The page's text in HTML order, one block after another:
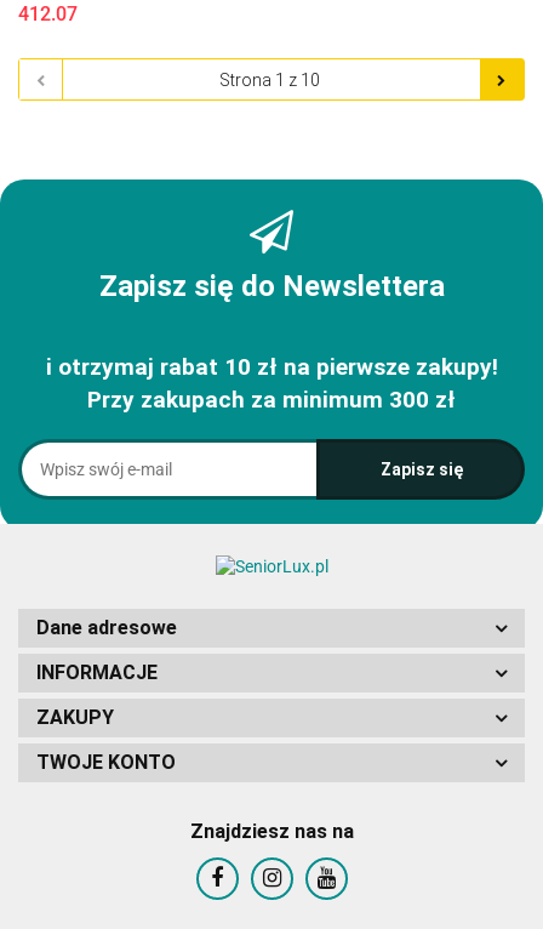
412.07
Zapisz się do Newslettera
i otrzymaj rabat 10 zł na pierwsze zakupy!
Przy zakupach za minimum 300 zł
Dane adresowe
INFORMACJE
ZAKUPY
TWOJE KONTO
Znajdziesz nas na